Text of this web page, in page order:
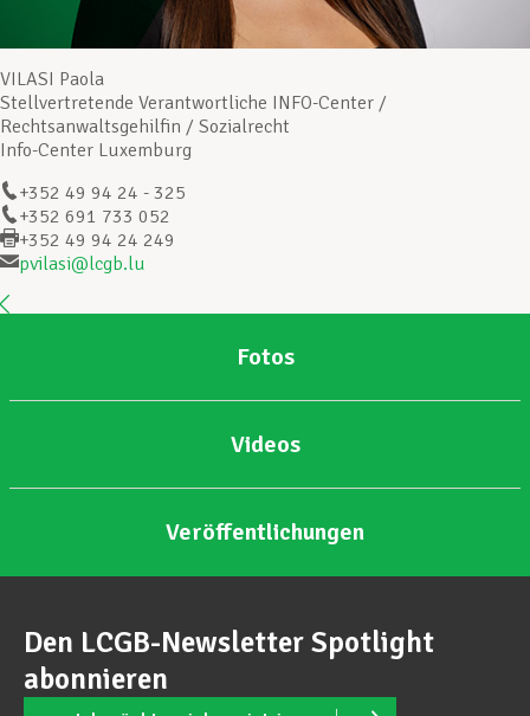
Unterstützung im Arbeitsalltag
Ihre Rechte
Unterstützung im Privatleben
VILASI Paola
Stellvertretende Verantwortliche INFO-Center /
Rechtsanwaltsgehilfin / Sozialrecht
Info-Center Luxemburg
+352 49 94 24 - 325
+352 691 733 052
+352 49 94 24 249
pvilasi@lcgb.lu
Fotos
Videos
Veröffentlichungen
Den LCGB-Newsletter Spotlight
abonnieren